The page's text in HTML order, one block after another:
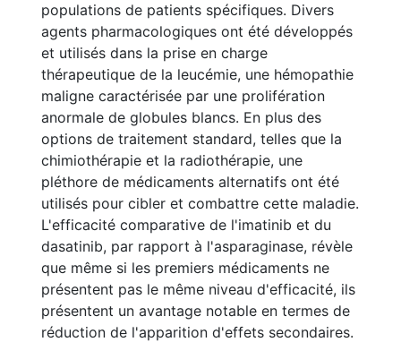
populations de patients spécifiques. Divers
agents pharmacologiques ont été développés
et utilisés dans la prise en charge
thérapeutique de la leucémie, une hémopathie
maligne caractérisée par une prolifération
anormale de globules blancs. En plus des
options de traitement standard, telles que la
chimiothérapie et la radiothérapie, une
pléthore de médicaments alternatifs ont été
utilisés pour cibler et combattre cette maladie.
L'efficacité comparative de l'imatinib et du
dasatinib, par rapport à l'asparaginase, révèle
que même si les premiers médicaments ne
présentent pas le même niveau d'efficacité, ils
présentent un avantage notable en termes de
réduction de l'apparition d'effets secondaires.